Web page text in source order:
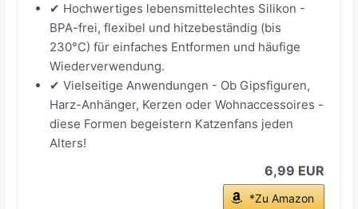
✔ Hochwertiges lebensmittelechtes Silikon -
BPA-frei, flexibel und hitzebeständig (bis
230°C) für einfaches Entformen und häufige
Wiederverwendung.
✔ Vielseitige Anwendungen - Ob Gipsfiguren,
Harz-Anhänger, Kerzen oder Wohnaccessoires -
diese Formen begeistern Katzenfans jeden
Alters!
6,99 EUR
*Zu Amazon